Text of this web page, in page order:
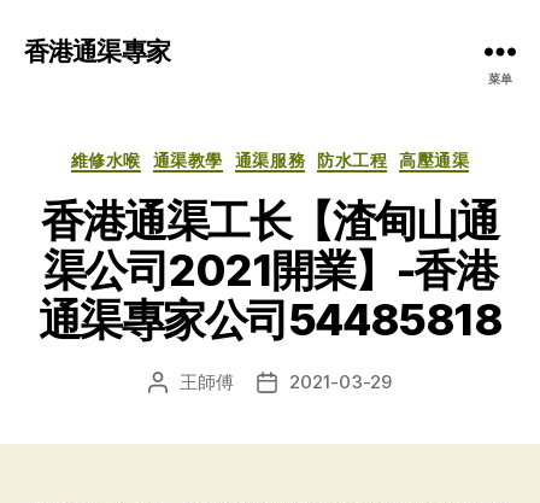
香港通渠專家
菜单
分
維修水喉 通渠教學 通渠服務 防水工程 高壓通渠
香港通渠工长【渣甸山通
渠公司2021開業】-香港
通渠專家公司54485818
文 王師傅
发 2021-03-29